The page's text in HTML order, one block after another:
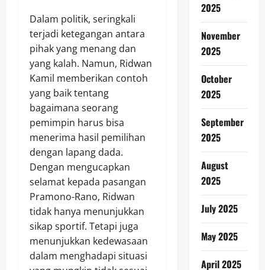
Dalam politik, seringkali
terjadi ketegangan antara
pihak yang menang dan
yang kalah. Namun, Ridwan
Kamil memberikan contoh
yang baik tentang
bagaimana seorang
pemimpin harus bisa
menerima hasil pemilihan
dengan lapang dada.
Dengan mengucapkan
selamat kepada pasangan
Pramono-Rano, Ridwan
tidak hanya menunjukkan
sikap sportif. Tetapi juga
menunjukkan kedewasaan
dalam menghadapi situasi
2025
November
2025
October
2025
September
2025
August
2025
July 2025
May 2025
April 2025